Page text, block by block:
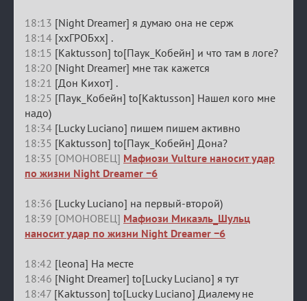
18:13 [Night Dreamer] я думаю она не серж
18:14 [ххГРОБхх] .
18:15 [Kaktusson] to[Паук_Кобейн] и что там в логе?
18:20 [Night Dreamer] мне так кажется
18:21 [Дон Кихот] .
18:25 [Паук_Кобейн] to[Kaktusson] Нашел кого мне
надо)
18:34 [Lucky Luciano] пишем пишем активно
18:35 [Kaktusson] to[Паук_Кобейн] Дона?
18:35 [ОМОНОВЕЦ] Мафиози Vulture наносит удар
по жизни Night Dreamer −6
18:36 [Lucky Luciano] на первый-второй)
18:39 [ОМОНОВЕЦ] Мафиози Микаэль_Шульц
наносит удар по жизни Night Dreamer −6
18:42 [leona] На месте
18:46 [Night Dreamer] to[Lucky Luciano] я тут
18:47 [Kaktusson] to[Lucky Luciano] Диалему не